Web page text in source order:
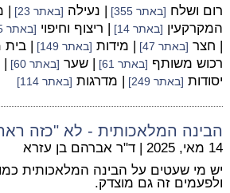
רום ושלח [באתר 355] | נעילה [באתר 23] |
המקרקעין [באתר 14] | ריצוף וחיפוי [באתר 195]
| חצר [באתר 47] | מידות [באתר 149] |
רכוש משותף [באתר 61] | שער [באתר 60] |
יסודות [באתר 249] | מדרגות [באתר 114]
הבינה המלאכותית - לא "כזה
14 מאי, 2025 | ד"ר אברהם בן עזרא
יש מי שעטים על הבינה המלאכותית
ולפעמים זה גם מוצדק.